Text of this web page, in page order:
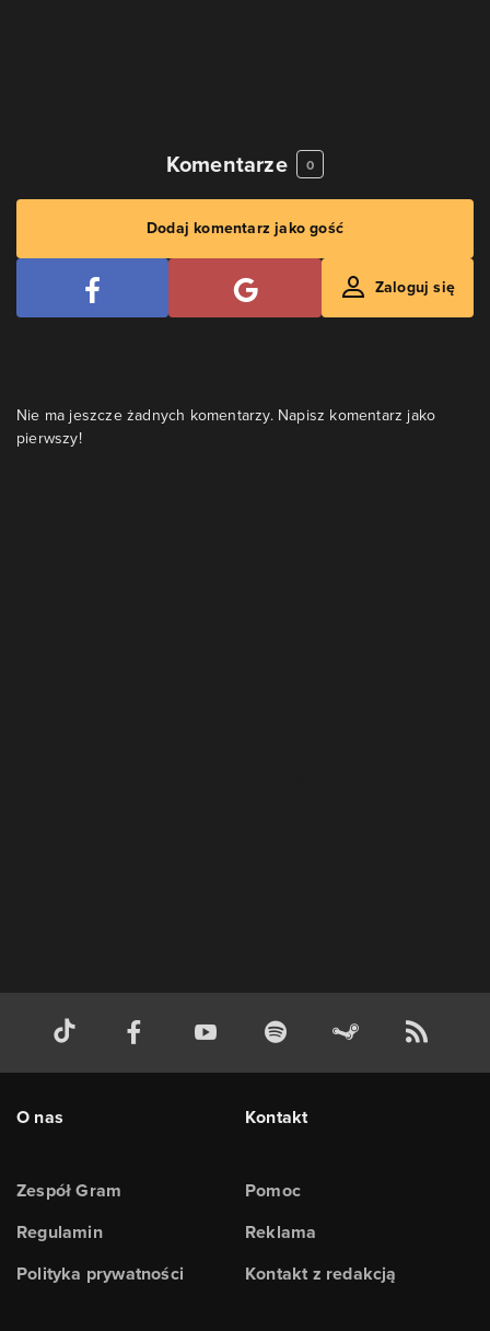
Komentarze 0
Dodaj komentarz jako gość
Zaloguj się
Nie ma jeszcze żadnych komentarzy. Napisz komentarz jako
pierwszy!
O nas
Zespół Gram
Regulamin
Polityka prywatności
Kontakt
Pomoc
Reklama
Kontakt z redakcją